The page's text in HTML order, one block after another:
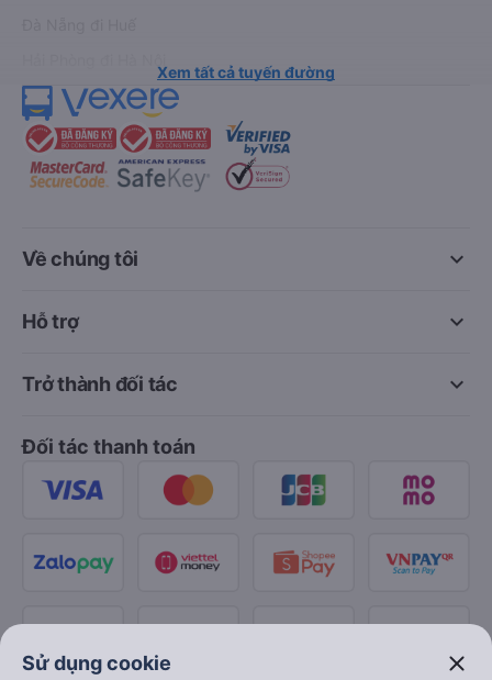
Xem tất cả tuyến đường
keyboard_arrow_down
Về chúng tôi
keyboard_arrow_down
Hỗ trợ
keyboard_arrow_down
Trở thành đối tác
Đối tác thanh toán
Sử dụng cookie close